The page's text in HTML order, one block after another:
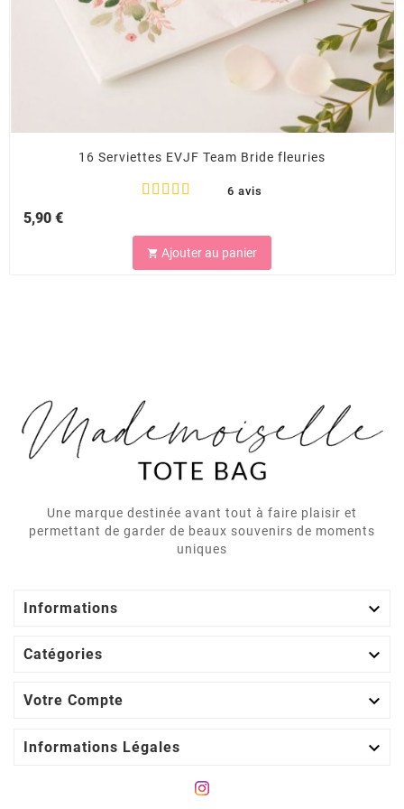
16 Serviettes EVJF Team Bride fleuries
6 avis
5,90 €
 Ajouter au panier
Une marque destinée avant tout à faire plaisir et
permettant de garder de beaux souvenirs de moments
uniques
Informations 
Catégories 
Votre Compte 
Informations Légales 